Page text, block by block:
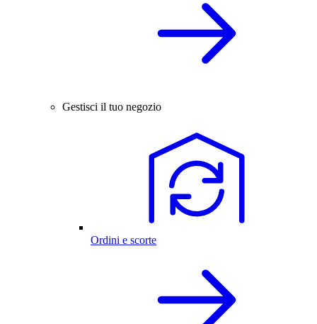
Gestisci il tuo negozio
Ordini e scorte